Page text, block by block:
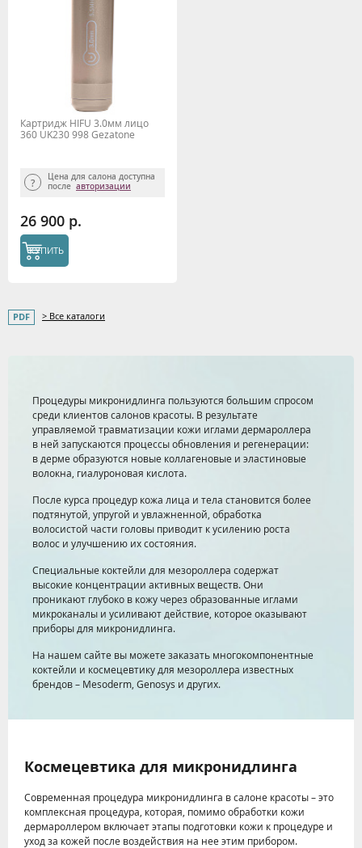
Картридж HIFU 3.0мм лицо
360 UK230 998 Gezatone
Цена для салона доступна
после авторизации
26 900 р.
КУПИТЬ
> Все каталоги
Процедуры микронидлинга пользуются большим спросом
среди клиентов салонов красоты. В результате
управляемой травматизации кожи иглами дермароллера
в ней запускаются процессы обновления и регенерации:
в дерме образуются новые коллагеновые и эластиновые
волокна, гиалуроновая кислота.
После курса процедур кожа лица и тела становится более
подтянутой, упругой и увлажненной, обработка
волосистой части головы приводит к усилению роста
волос и улучшению их состояния.
Специальные коктейли для мезороллера содержат
высокие концентрации активных веществ. Они
проникают глубоко в кожу через образованные иглами
микроканалы и усиливают действие, которое оказывают
приборы для микронидлинга.
На нашем сайте вы можете заказать многокомпонентные
коктейли и космецевтику для мезороллера известных
брендов – Mesoderm, Genosys и других.
Космецевтика для микронидлинга
Современная процедура микронидлинга в салоне красоты – это
комплексная процедура, которая, помимо обработки кожи
дермароллером включает этапы подготовки кожи к процедуре и
уход за кожей после воздействия на нее этим прибором.